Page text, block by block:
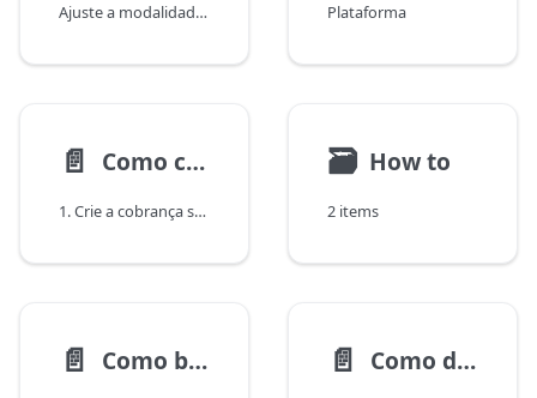
Ajuste a modalidade, valor, vencimento, desconto, juros e multa para Plataforma
📄️ Como criar uma cobrança com dados no email de cobrança paga?
1. Crie a cobrança seguindo o tutorial Como criar uma cobrança com informações adicionais?
🗃 How to
2 items
📄️ Como bloquear pagamentos de CPF/CNPJ diferente do cliente 📄️ Como definir o tempo de expiração de uma cobrança?